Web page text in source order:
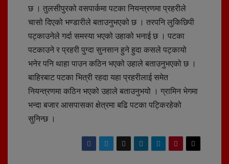
छ । तुलसीपुरको वसपार्कमा पटका नियन्त्रणमा प्रहरीले
चासो दिएको भण्डारीले बताउनुभएको छ । तरपनि लुकिछिपी
पट्काउनेले गर्दा समस्या भएको उहाको भनाई छ । पटका
पटकाउने र प्रहरी पुग्दा सुनसान हुने हुदा कसले पट्कायो
भनेर पनि थाहा पाउन कठिन भएको उहाले बताउनुभएको छ ।
बाहिरबाट पटका भित्री रहदा यहा प्रहरीलाई समेत
नियन्त्रणमा कठिन भएको उहाले बताउनुभयो । ग्रामिन भेगमा
भन्दा बजार आसपासका क्षेत्रमा बढि पटका पट्किरहेको
सुनिन्छ ।